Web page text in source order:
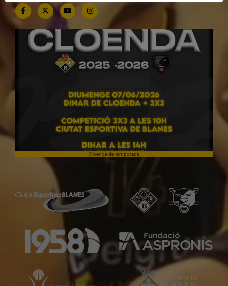
Cloenda de temporada